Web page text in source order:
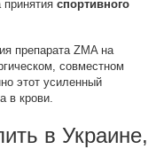
спортивного
препарата ZMA на
совместном
этот усиленный
в крови.
в Украине,